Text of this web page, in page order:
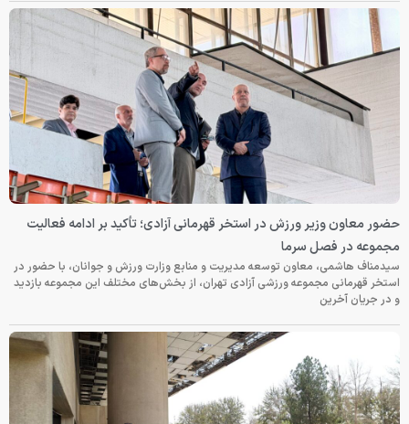
حضور معاون وزیر ورزش در استخر قهرمانی آزادی؛ تأکید بر ادامه فعالیت
مجموعه در فصل سرما
سیدمناف هاشمی، معاون توسعه مدیریت و منابع وزارت ورزش و جوانان، با حضور در
استخر قهرمانی مجموعه ورزشی آزادی تهران، از بخش‌های مختلف این مجموعه بازدید
و در جریان آخرین